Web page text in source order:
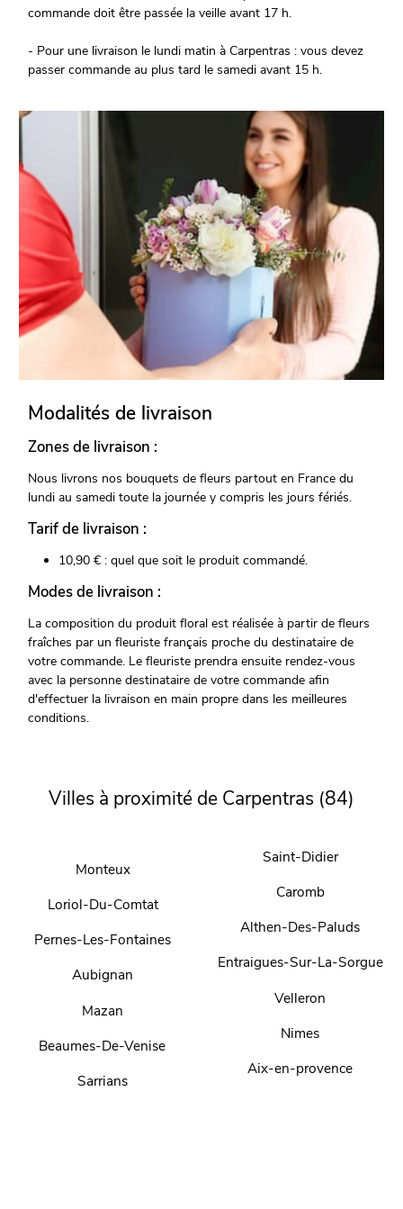
commande doit être passée la veille avant 17 h.
- Pour une livraison le lundi matin à Carpentras : vous devez
passer commande au plus tard le samedi avant 15 h.
Modalités de livraison
Zones de livraison :
Nous livrons nos bouquets de fleurs partout en France du
lundi au samedi toute la journée y compris les jours fériés.
Tarif de livraison :
10,90 € : quel que soit le produit commandé.
Modes de livraison :
La composition du produit floral est réalisée à partir de fleurs
fraîches par un fleuriste français proche du destinataire de
votre commande. Le fleuriste prendra ensuite rendez-vous
avec la personne destinataire de votre commande afin
d'effectuer la livraison en main propre dans les meilleures
conditions.
Villes à proximité de Carpentras (84)
Monteux
Loriol-Du-Comtat
Pernes-Les-Fontaines
Aubignan
Mazan
Beaumes-De-Venise
Sarrians
Saint-Didier
Caromb
Althen-Des-Paluds
Entraigues-Sur-La-Sorgue
Velleron
Nimes
Aix-en-provence